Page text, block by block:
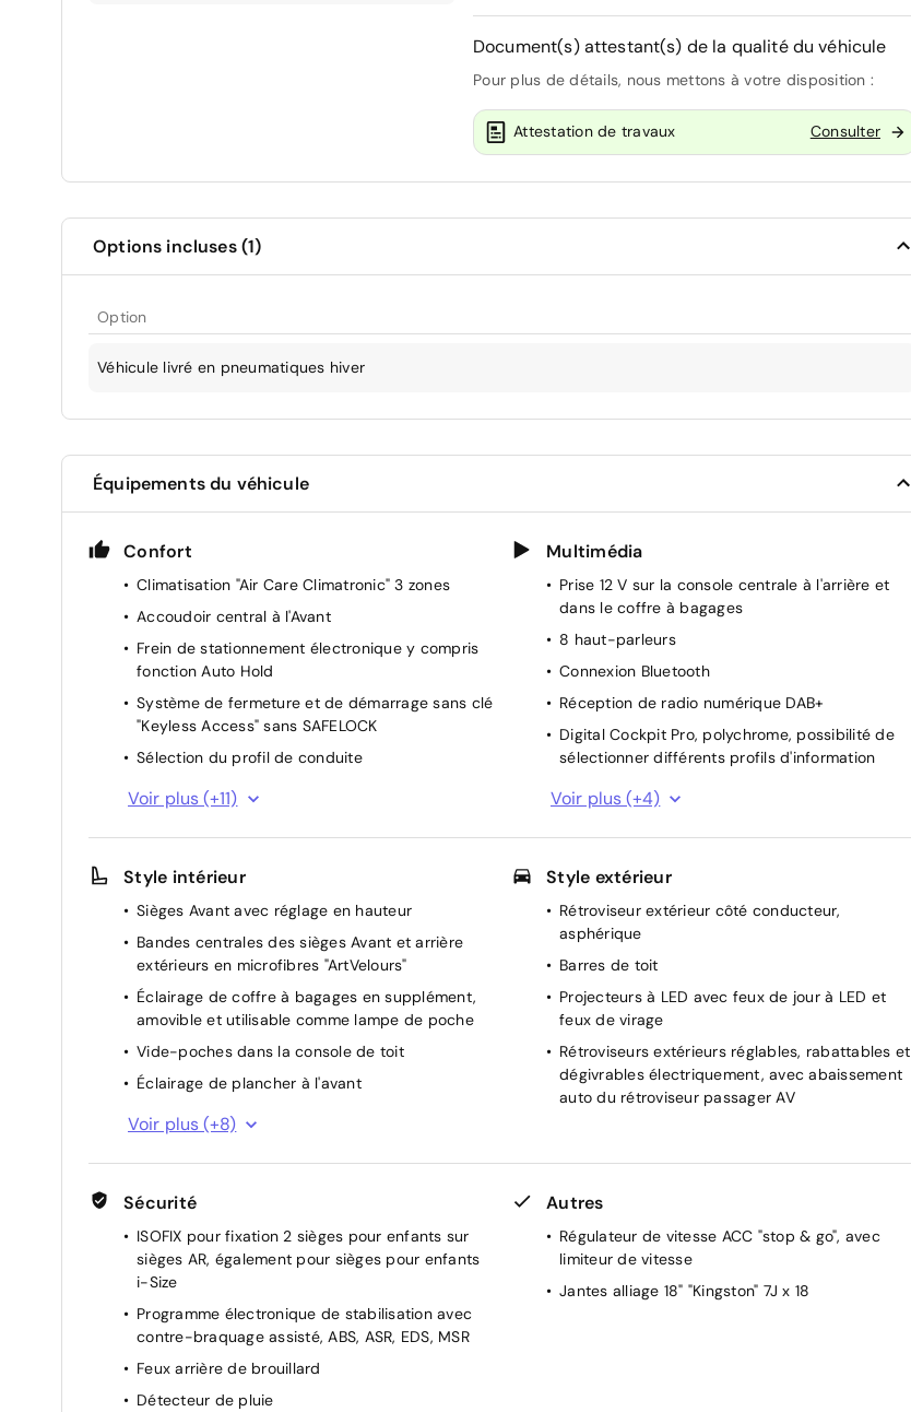
Document(s) attestant(s) de la qualité du véhicule
Pour plus de détails, nous mettons à votre disposition :
Attestation de travaux Consulter
Options incluses (1)
Option
Véhicule livré en pneumatiques hiver
Équipements du véhicule
Confort
Climatisation "Air Care Climatronic" 3 zones
Accoudoir central à l'Avant
Frein de stationnement électronique y compris
fonction Auto Hold
Système de fermeture et de démarrage sans clé
"Keyless Access" sans SAFELOCK
Sélection du profil de conduite
Lave-projecteurs
d'avertissement en cas d'obstacles à l'avant et à
l'arrière
récupération de l'énergie au freinage
Appuie-tête optimisés à l'avant, réglables en
longueur et en hauteur
Hayon "Easy Open & Close" avec ouverture et
fermeture commandée par capteur, avec
déverrouillage à distance
Appuis lombaires à l'avant
Miroirs de courtoisie éclairés dans les pare-
soleil
Rétroviseur intérieur à réglage jour/nuit
automatique
Voir plus (+11)
Multimédia
Prise 12 V sur la console centrale à l'arrière et
dans le coffre à bagages
8 haut-parleurs
Connexion Bluetooth
Réception de radio numérique DAB+
Digital Cockpit Pro, polychrome, possibilité de
sélectionner différents profils d'information
Apple CarPlay
compris "Streaming & Internet"
Android Auto
2 interfaces USB C à l'avant, 1 prise de
chargement USB C dans la console centrale à
Voir plus (+4)
Style intérieur
Sièges Avant avec réglage en hauteur
Bandes centrales des sièges Avant et arrière
extérieurs en microfibres "ArtVelours"
Éclairage de coffre à bagages en supplément,
amovible et utilisable comme lampe de poche
Vide-poches dans la console de toit
Éclairage de plancher à l'avant
Combiné d'instruments avec tachymètre
électronique, totalisateur kilométrique et
totalisateur partiel, compte-tours
Sièges confort Top à l'Avant
rabattable
Habillage du coffre à bagages en textile
Tablettes escamotables au dos des sièges
Avant
Volant multifonction en cuir, avec palettes
Pommeau du levier de vitesses en cuir
Voir plus (+8)
Style extérieur
Rétroviseur extérieur côté conducteur,
asphérique
Barres de toit
Projecteurs à LED avec feux de jour à LED et
feux de virage
Rétroviseurs extérieurs réglables, rabattables et
dégivrables électriquement, avec abaissement
auto du rétroviseur passager AV
Sécurité
ISOFIX pour fixation 2 sièges pour enfants sur
sièges AR, également pour sièges pour enfants
i-Size
Programme électronique de stabilisation avec
contre-braquage assisté, ABS, ASR, EDS, MSR
Feux arrière de brouillard
Détecteur de pluie
Autres
Régulateur de vitesse ACC "stop & go", avec
limiteur de vitesse
Jantes alliage 18" "Kingston" 7J x 18